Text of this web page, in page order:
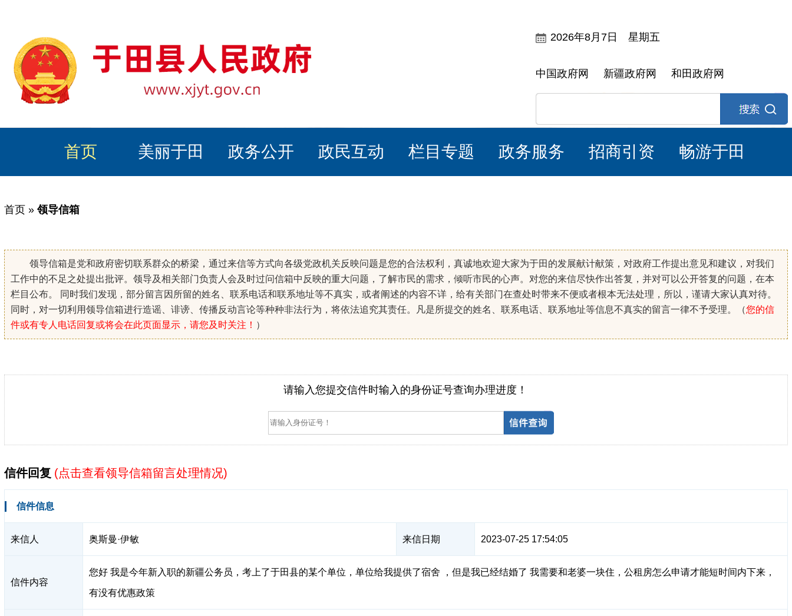
2026年8月7日 星期五
中国政府网 新疆政府网 和田政府网
首页 美丽于田 政务公开 政民互动 栏目专题 政务服务 招商引资 畅游于田
首页 »领导信箱
领导信箱是党和政府密切联系群众的桥梁，通过来信等方式向各级党政机关反映问题是您的合法权利，真诚地欢迎大家为于田的发展献计献策，对政府工作提出意见和建议，对我们
工作中的不足之处提出批评。领导及相关部门负责人会及时过问信箱中反映的重大问题，了解市民的需求，倾听市民的心声。对您的来信尽快作出答复，并对可以公开答复的问题，在本
栏目公布。 同时我们发现，部分留言因所留的姓名、联系电话和联系地址等不真实，或者阐述的内容不详，给有关部门在查处时带来不便或者根本无法处理，所以，谨请大家认真对待。
同时，对一切利用领导信箱进行造谣、诽谤、传播反动言论等种种非法行为，将依法追究其责任。凡是所提交的姓名、联系电话、联系地址等信息不真实的留言一律不予受理。（您的信
件或有专人电话回复或将会在此页面显示，请您及时关注！ ）
请输入您提交信件时输入的身份证号查询办理进度！
信件回复 (点击查看领导信箱留言处理情况)
信件信息
来信人 奥斯曼·伊敏 来信日期 2023-07-25 17:54:05
信件内容
您好 我是今年新入职的新疆公务员，考上了于田县的某个单位，单位给我提供了宿舍 ，但是我已经结婚了 我需要和老婆一块住，公租房怎么申请才能短时间内下来，
有没有优惠政策